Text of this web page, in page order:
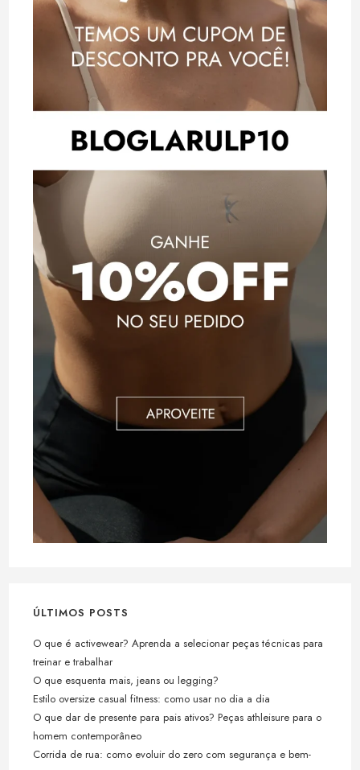
ÚLTIMOS POSTS
O que é activewear? Aprenda a selecionar peças técnicas para
treinar e trabalhar
O que esquenta mais, jeans ou legging?
Estilo oversize casual fitness: como usar no dia a dia
O que dar de presente para pais ativos? Peças athleisure para o
homem contemporâneo
Corrida de rua: como evoluir do zero com segurança e bem-